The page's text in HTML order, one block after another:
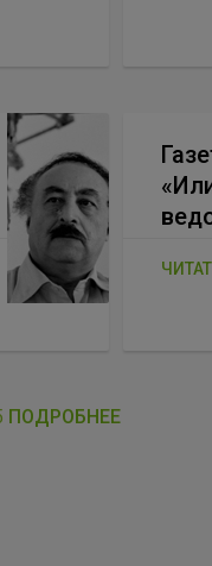
ПОДРОБНЕЕ